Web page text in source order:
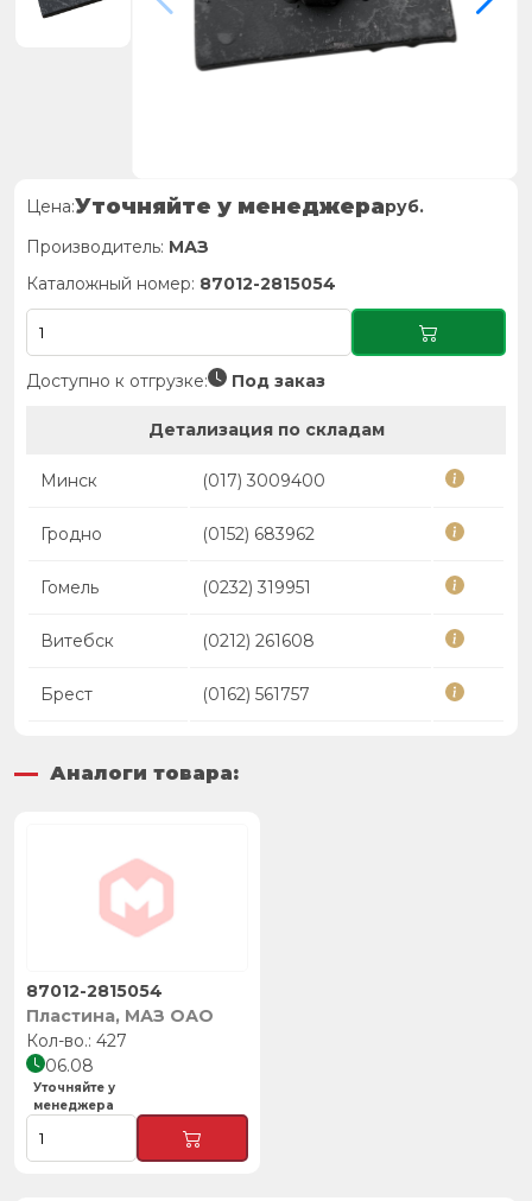
Цена:Уточняйте у менеджераруб.
Производитель: МАЗ
Каталожный номер: 87012-2815054
Доступно к отгрузке: Под заказ
Детализация по складам
Минск (017) 3009400
Гродно (0152) 683962
Гомель (0232) 319951
Витебск (0212) 261608
Брест (0162) 561757
Аналоги товара:
Пластина, МАЗ ОАО
87012-2815054
427
06.08
Уточняйте у
менеджера